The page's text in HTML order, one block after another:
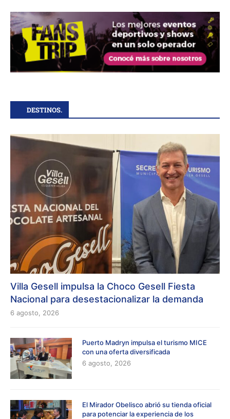
DESTINOS.
Villa Gesell impulsa la Choco Gesell Fiesta
Nacional para desestacionalizar la demanda
6 agosto, 2026
Puerto Madryn impulsa el turismo MICE
con una oferta diversificada
6 agosto, 2026
El Mirador Obelisco abrió su tienda oficial
para potenciar la experiencia de los